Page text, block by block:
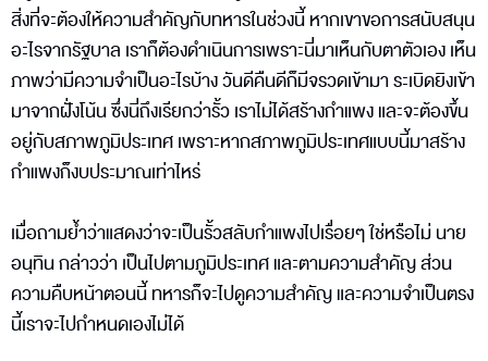
สิ่งที่จะต้องให้ความสำคัญกับทหารในช่วงนี้ หากเขาขอการสนับสนุน
อะไรจากรัฐบาล เราก็ต้องดำเนินการเพราะนี่มาเห็นกับตาตัวเอง เห็น
ภาพว่ามีความจำเป็นอะไรบ้าง วันดีคืนดีก็มีจรวดเข้ามา ระเบิดยิงเข้า
มาจากฝั่งโน้น ซึ่งนี่ถึงเรียกว่ารั้ว เราไม่ได้สร้างกำแพง และจะต้องขึ้น
อยู่กับสภาพภูมิประเทศ เพราะหากสภาพภูมิประเทศแบบนี้มาสร้าง
กำแพงก็งบประมาณเท่าไหร่
เมื่อถามย้ำว่าแสดงว่าจะเป็นรั้วสลับกำแพงไปเรื่อยๆ ใช่หรือไม่ นาย
อนุทิน กล่าวว่า เป็นไปตามภูมิประเทศ และตามความสำคัญ ส่วน
ความคืบหน้าตอนนี้ ทหารก็จะไปดูความสำคัญ และความจำเป็นตรง
นี้เราจะไปกำหนดเองไม่ได้